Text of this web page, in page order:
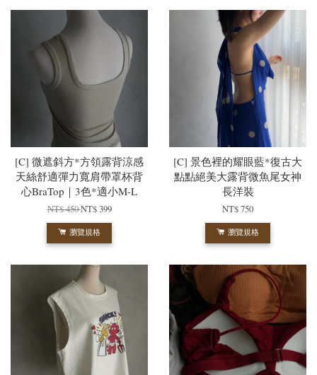
[C] 微遮斜方*方領露背涼感
天絲舒適彈力寬肩帶罩杯背
心BraTop｜3色*適小M-L
NT$ 450NT$ 399
瀏覽規格
[C] 景色裡的耀眼藍*復古大
點點絕美大露背微魚尾女神
長洋裝
NT$ 750
瀏覽規格